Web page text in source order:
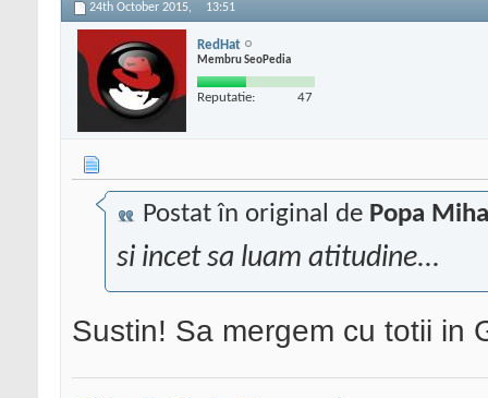
24th October 2015, 13:51
RedHat
Membru SeoPedia
Reputatie: 47
Postat în original de Popa
si incet sa luam atitudine...
Sustin! Sa mergem cu totii in